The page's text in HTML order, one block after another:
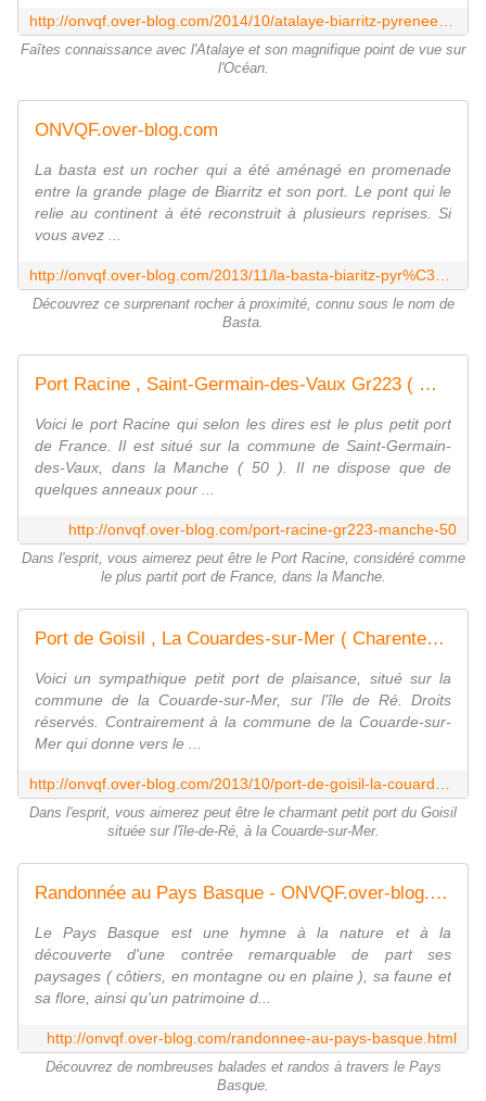
Faîtes connaissance avec l'Atalaye et son magnifique point de vue sur
l'Océan.
ONVQF.over-blog.com
La basta est un rocher qui a été aménagé en promenade
entre la grande plage de Biarritz et son port. Le pont qui le
relie au continent à été reconstruit à plusieurs reprises. Si
vous avez ...
Découvrez ce surprenant rocher à proximité, connu sous le nom de
Basta.
Port Racine , Saint-Germain-des-Vaux Gr223 ( Manche 50 ) AA
Voici le port Racine qui selon les dires est le plus petit port
de France. Il est situé sur la commune de Saint-Germain-
des-Vaux, dans la Manche ( 50 ). Il ne dispose que de
quelques anneaux pour ...
http://onvqf.over-blog.com/port-racine-gr223-manche-50
Dans l'esprit, vous aimerez peut être le Port Racine, considéré comme
le plus partit port de France, dans la Manche.
Port de Goisil , La Couardes-sur-Mer ( Charentes-Maritimes 17 ) A
Voici un sympathique petit port de plaisance, situé sur la
commune de la Couarde-sur-Mer, sur l'île de Ré. Droits
réservés. Contrairement à la commune de la Couarde-sur-
Mer qui donne vers le ...
Dans l'esprit, vous aimerez peut être le charmant petit port du Goisil
située sur l'île-de-Ré, à la Couarde-sur-Mer.
Randonnée au Pays Basque - ONVQF.over-blog.com
Le Pays Basque est une hymne à la nature et à la
découverte d'une contrée remarquable de part ses
paysages ( côtiers, en montagne ou en plaine ), sa faune et
sa flore, ainsi qu'un patrimoine d...
http://onvqf.over-blog.com/randonnee-au-pays-basque.html
Découvrez de nombreuses balades et randos à travers le Pays
Basque.